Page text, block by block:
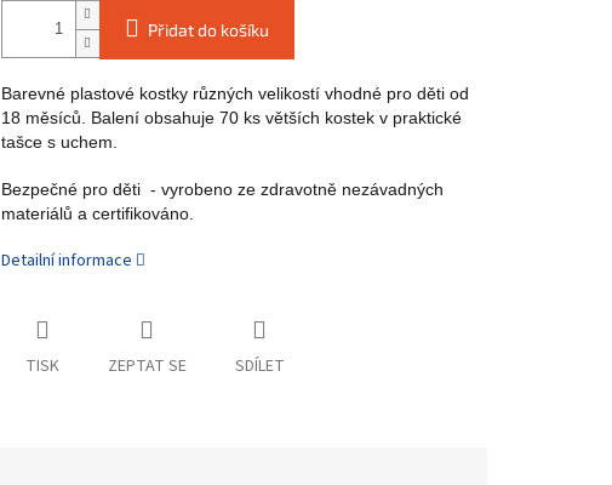
Přidat do košíku
Barevné plastové kostky různých velikostí vhodné pro děti od
18 měsíců. Balení obsahuje 70 ks větších kostek v praktické
tašce s uchem.
Bezpečné pro děti - vyrobeno ze zdravotně nezávadných
materiálů a certifikováno.
Detailní informace
TISK ZEPTAT SE SDÍLET